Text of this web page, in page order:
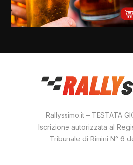
Rallyssimo.it – TESTATA
Iscrizione autorizzata al
Tribunale di Rimini N° 6